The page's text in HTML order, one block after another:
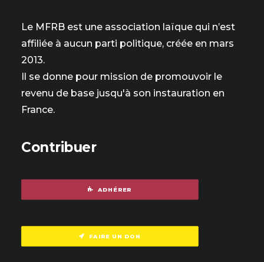
Le MFRB est une association laïque qui n’est
affiliée à aucun parti politique, créée en mars
2013.
Il se donne pour mission de promouvoir le
revenu de base jusqu'à son instauration en
France.
Contribuer
ADHÉRER
FAIRE UN DON